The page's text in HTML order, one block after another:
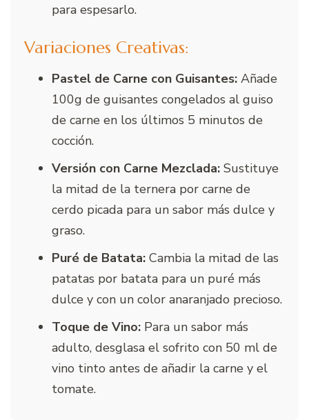
para espesarlo.
Variaciones Creativas:
Pastel de Carne con Guisantes: Añade
100g de guisantes congelados al guiso
de carne en los últimos 5 minutos de
cocción.
Versión con Carne Mezclada: Sustituye
la mitad de la ternera por carne de
cerdo picada para un sabor más dulce y
graso.
Puré de Batata: Cambia la mitad de las
patatas por batata para un puré más
dulce y con un color anaranjado precioso.
Toque de Vino: Para un sabor más
adulto, desglasa el sofrito con 50 ml de
vino tinto antes de añadir la carne y el
tomate.